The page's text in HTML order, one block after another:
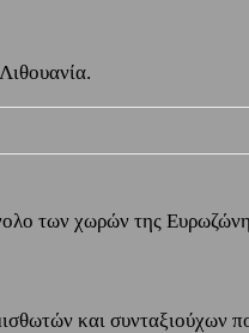
των χωρών της
και συνταξιούχων